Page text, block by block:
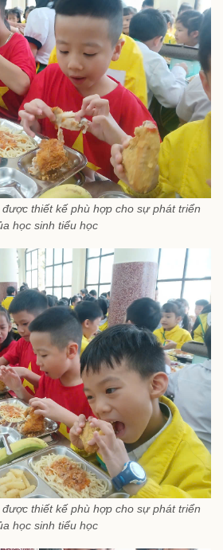
thiết kế phù hợp cho sự phát triển
học sinh tiểu học
thiết kế phù hợp cho sự phát triển
học sinh tiểu học